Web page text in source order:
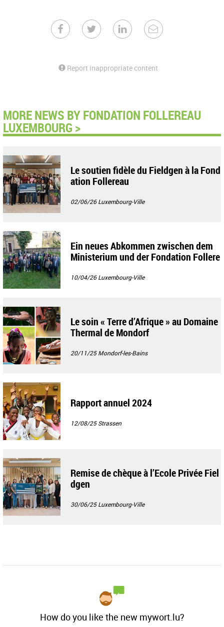
Report inappropriate content
MORE NEWS BY FONDATION FOLLEREAU
LUXEMBOURG >
Le soutien fidèle du Fieldgen à la Fond
ation Follereau
02/06/26Luxembourg-Ville
Ein neues Abkommen zwischen dem
Ministerium und der Fondation Follere
10/04/26Luxembourg-Ville
Le soin « Terre d’Afrique » au Domaine
Thermal de Mondorf
20/11/25Mondorf-les-Bains
Rapport annuel 2024
12/08/25Strassen
Remise de chèque à l’Ecole Privée Fiel
dgen
30/06/25Luxembourg-Ville
How do you like the new mywort.lu?